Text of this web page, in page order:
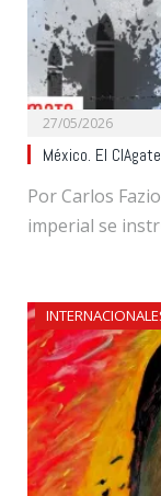
27/05/2026
México. El CIAgate
Por Carlos
imperial se